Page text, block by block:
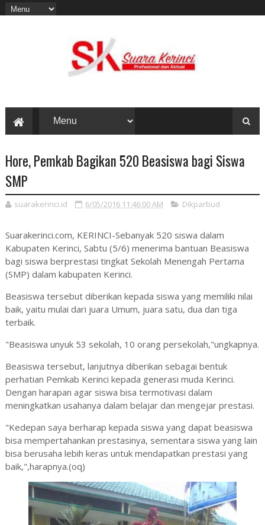
Hore, Pemkab Bagikan 520 Beasiswa bagi Siswa
SMP
suarakerinci.id 6/05/2016 11:46:00 AM Dikparbud
Suarakerinci.com, KERINCI-Sebanyak 520 siswa dalam
Kabupaten Kerinci, Sabtu (5/6) menerima bantuan Beasiswa
bagi siswa berprestasi tingkat Sekolah Menengah Pertama
(SMP) dalam kabupaten Kerinci.
Beasiswa tersebut diberikan kepada siswa yang memiliki nilai
baik, yaitu mulai dari juara Umum, juara satu, dua dan tiga
terbaik.
"Beasiswa unyuk 53 sekolah, 10 orang persekolah,"ungkapnya.
Beasiswa tersebut, lanjutnya diberikan sebagai bentuk
perhatian Pemkab Kerinci kepada generasi muda Kerinci.
Dengan harapan agar siswa bisa termotivasi dalam
meningkatkan usahanya dalam belajar dan mengejar prestasi.
"Kedepan saya berharap kepada siswa yang dapat beasiswa
bisa mempertahankan prestasinya, sementara siswa yang lain
bisa berusaha lebih keras untuk mendapatkan prestasi yang
baik,",harapnya.(oq)